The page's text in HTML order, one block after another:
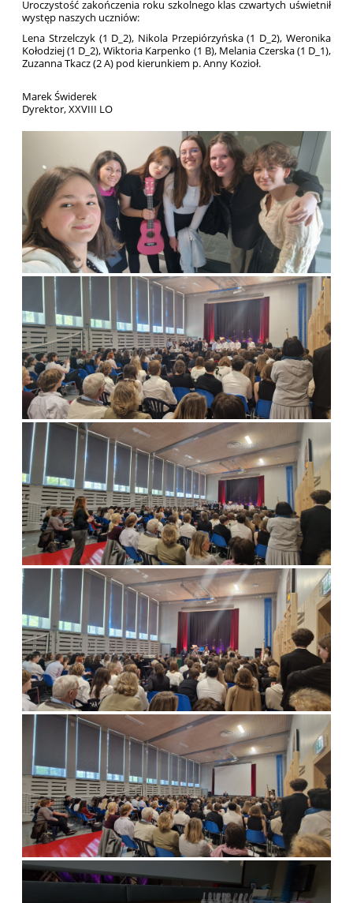
Uroczystość zakończenia roku szkolnego klas czwartych uświetnił
występ naszych uczniów:
Lena Strzelczyk (1 D_2), Nikola Przepiórzyńska (1 D_2), Weronika
Kołodziej (1 D_2), Wiktoria Karpenko (1 B), Melania Czerska (1 D_1),
Zuzanna Tkacz (2 A) pod kierunkiem p. Anny Kozioł.
Marek Świderek
Dyrektor, XXVIII LO